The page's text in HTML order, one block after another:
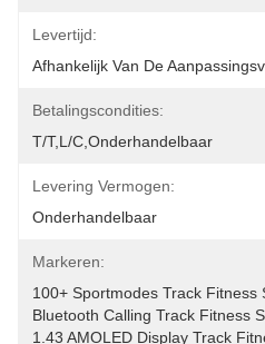
Levertijd:
Afhankelijk Van De
Betalingscondities:
T/T,L/C,onderhandelbaar
Levering Vermogen:
Onderhandelbaar
Markeren:
100+ Sportmodes Track Fitness
Bluetooth Calling Track Fitness
1.43 AMOLED Display Track